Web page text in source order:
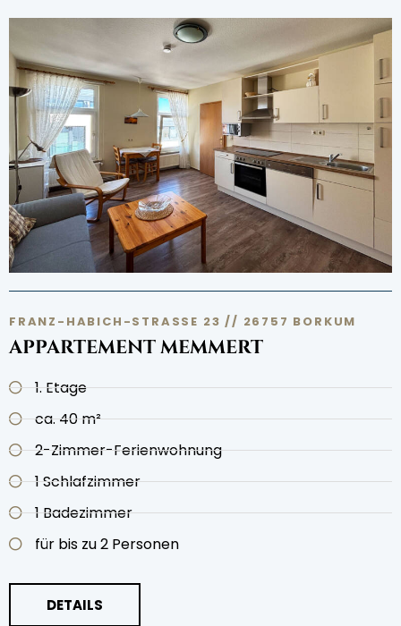
FRANZ-HABICH-STRASSE 23 // 26757 BORKUM
APPARTEMENT MEMMERT
1. Etage
ca. 40 m²
2-Zimmer-Ferienwohnung
1 Schlafzimmer
1 Badezimmer
für bis zu 2 Personen
DETAILS